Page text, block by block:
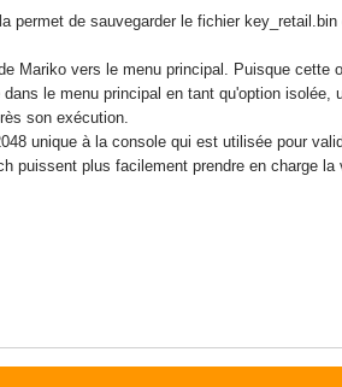
permet de sauvegarder le fichier
Mariko vers le menu principal. Puisque cette
le menu principal en tant qu'option
son exécution.
unique à la console qui est utilisée pour
puissent plus facilement prendre en charge